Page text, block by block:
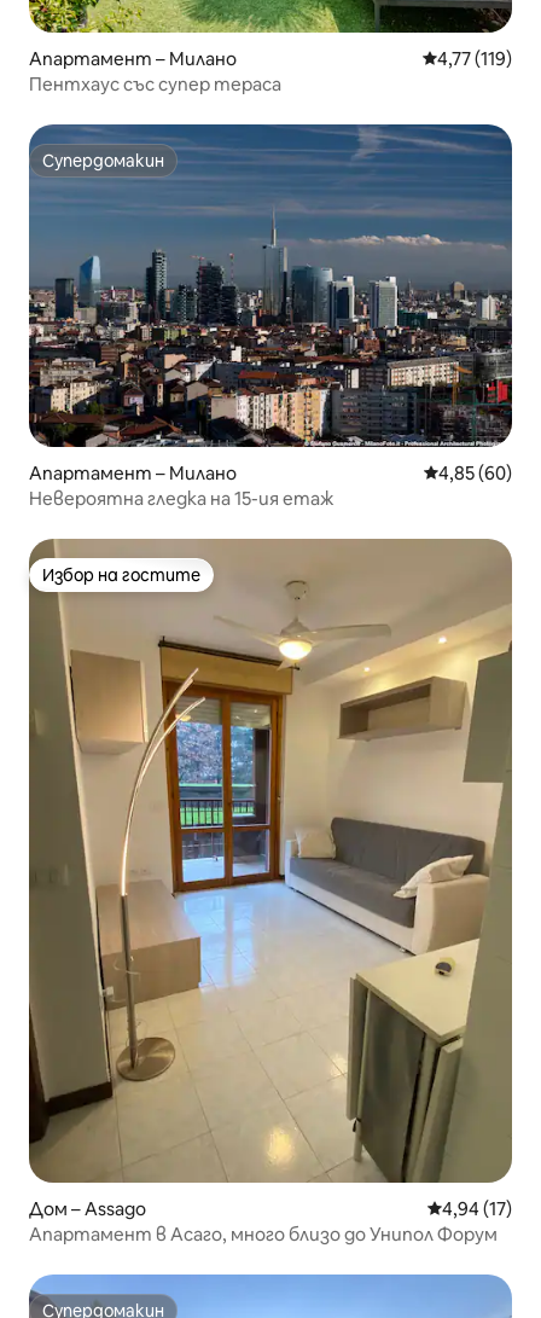
Апартамент – Милано Средна
4,77 (119)
Пентхаус със супер тераса
Супердомакин
Супердомакин
Апартамент – Милано Средна
4,85 (60)
Невероятна гледка на 15-ия етаж
Избор на гостите
Избор на гостите
Дом – Assago Средна
4,94 (17)
Апартамент в Асаго, много близо до Унипол Форум
Супердомакин